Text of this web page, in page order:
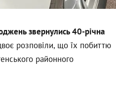
звернулись 40-річна
розповіли, що їх побиттю
районного